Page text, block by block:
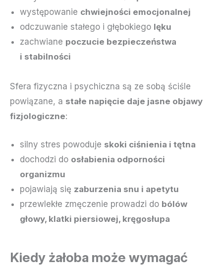
występowanie chwiejności emocjonalnej
odczuwanie stałego i głębokiego lęku
zachwiane poczucie bezpieczeństwa
i stabilności
Sfera fizyczna i psychiczna są ze sobą ściśle
powiązane, a stałe napięcie daje jasne objawy
fizjologiczne:
silny stres powoduje skoki ciśnienia i tętna
dochodzi do osłabienia odporności
organizmu
pojawiają się zaburzenia snu i apetytu
przewlekłe zmęczenie prowadzi do bólów
głowy, klatki piersiowej, kręgosłupa
Kiedy żałoba może wymagać